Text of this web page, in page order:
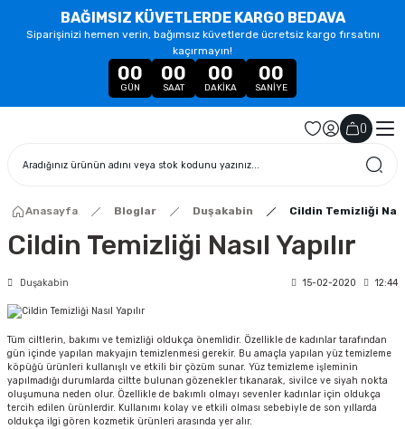
BAĞIMSIZ KÜVETLERDE KARGO BEDAVA
Siparişinizi hemen verin, bağımsız küvetlerde ücretsiz kargo fırsatını
kaçırmayın!
00
GÜN
00
SAAT
00
DAKIKA
00
SANIYE
()
Anasayfa Bloglar Duşakabin Cildin Temizliği
Cildin Temizliği Nasıl Yapılır
Duşakabin 15-02-2020 12:44
Tüm ciltlerin, bakımı ve temizliği oldukça önemlidir. Özellikle de kadınlar tarafından
gün içinde yapılan makyajın temizlenmesi gerekir. Bu amaçla yapılan yüz temizleme
köpüğü ürünleri kullanışlı ve etkili bir çözüm sunar. Yüz temizleme işleminin
yapılmadığı durumlarda ciltte bulunan gözenekler tıkanarak, sivilce ve siyah nokta
oluşumuna neden olur. Özellikle de bakımlı olmayı sevenler kadınlar için oldukça
tercih edilen ürünlerdir. Kullanımı kolay ve etkili olması sebebiyle de son yıllarda
oldukça ilgi gören kozmetik ürünleri arasında yer alır.